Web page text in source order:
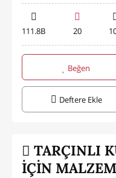
111.8B 20
Beğen
Deftere Ekle
TARÇINLI
İÇİN